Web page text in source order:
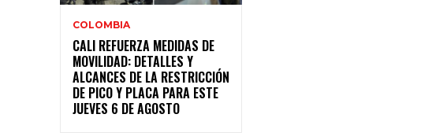
COLOMBIA
CALI REFUERZA MEDIDAS DE
MOVILIDAD: DETALLES Y
ALCANCES DE LA RESTRICCIÓN
DE PICO Y PLACA PARA ESTE
JUEVES 6 DE AGOSTO